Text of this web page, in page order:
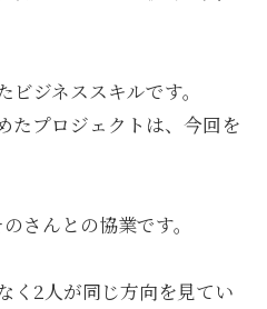
ジネススキルです。
たプロジェクトは、今回を
さんとの協業です。
く2人が同じ方向を見てい